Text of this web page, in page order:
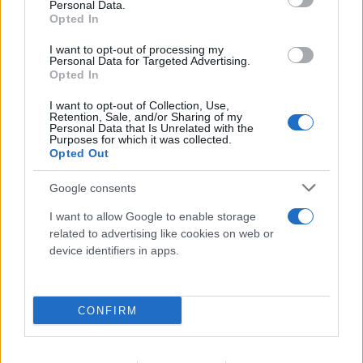
Personal Data.
Opted In
I want to opt-out of processing my
Personal Data for Targeted Advertising.
Opted In
I want to opt-out of Collection, Use,
Retention, Sale, and/or Sharing of my
Personal Data that Is Unrelated with the
Purposes for which it was collected.
Opted Out
Google consents
I want to allow Google to enable storage
related to advertising like cookies on web or
device identifiers in apps.
CONFIRM
σκοτώθηκαν σε τροχαίο - Το ΙΧ τους
συγκρούστηκε με φορτηγό
07.08.2026